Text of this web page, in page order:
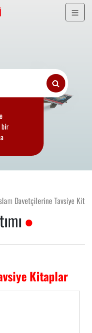
bir
Davetçilerine Tavsiye
Kitaplar